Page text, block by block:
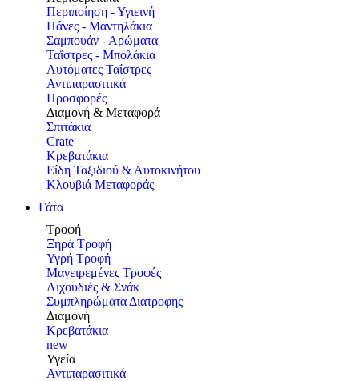
Περιποίηση - Υγιεινή
Πάνες - Μαντηλάκια
Σαμπουάν - Αρώματα
Ταΐστρες - Μπολάκια
Αυτόματες Ταΐστρες
Αντιπαρασιτικά
Προσφορές
Διαμονή & Μεταφορά
Σπιτάκια
Crate
Κρεβατάκια
Είδη Ταξιδιού & Αυτοκινήτου
Κλουβιά Μεταφοράς
Γάτα
Τροφή
Ξηρά Τροφή
Υγρή Τροφή
Μαγειρεμένες Τροφές
Λιχουδιές & Σνάκ
Συμπληρώματα Διατροφης
Διαμονή
Κρεβατάκια
new
Υγεία
Αντιπαρασιτικά